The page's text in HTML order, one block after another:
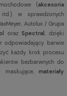
(akcesoria
w sprawdzonych
Autolux / Grupa
orazSpectral
, dzięki
odpowiadający barwie
każdy krok procesu
bezbarwnych do
maskujące,materiały